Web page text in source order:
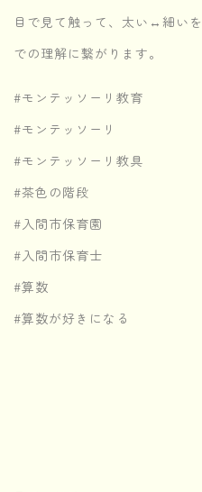
目で見て触って、太い↔︎細い
での理解に繋がります。
#モンテッソーリ教育
#モンテッソーリ
#モンテッソーリ教具
#茶色の階段
#入間市保育園
#入間市保育士
#算数
#算数が好きになる